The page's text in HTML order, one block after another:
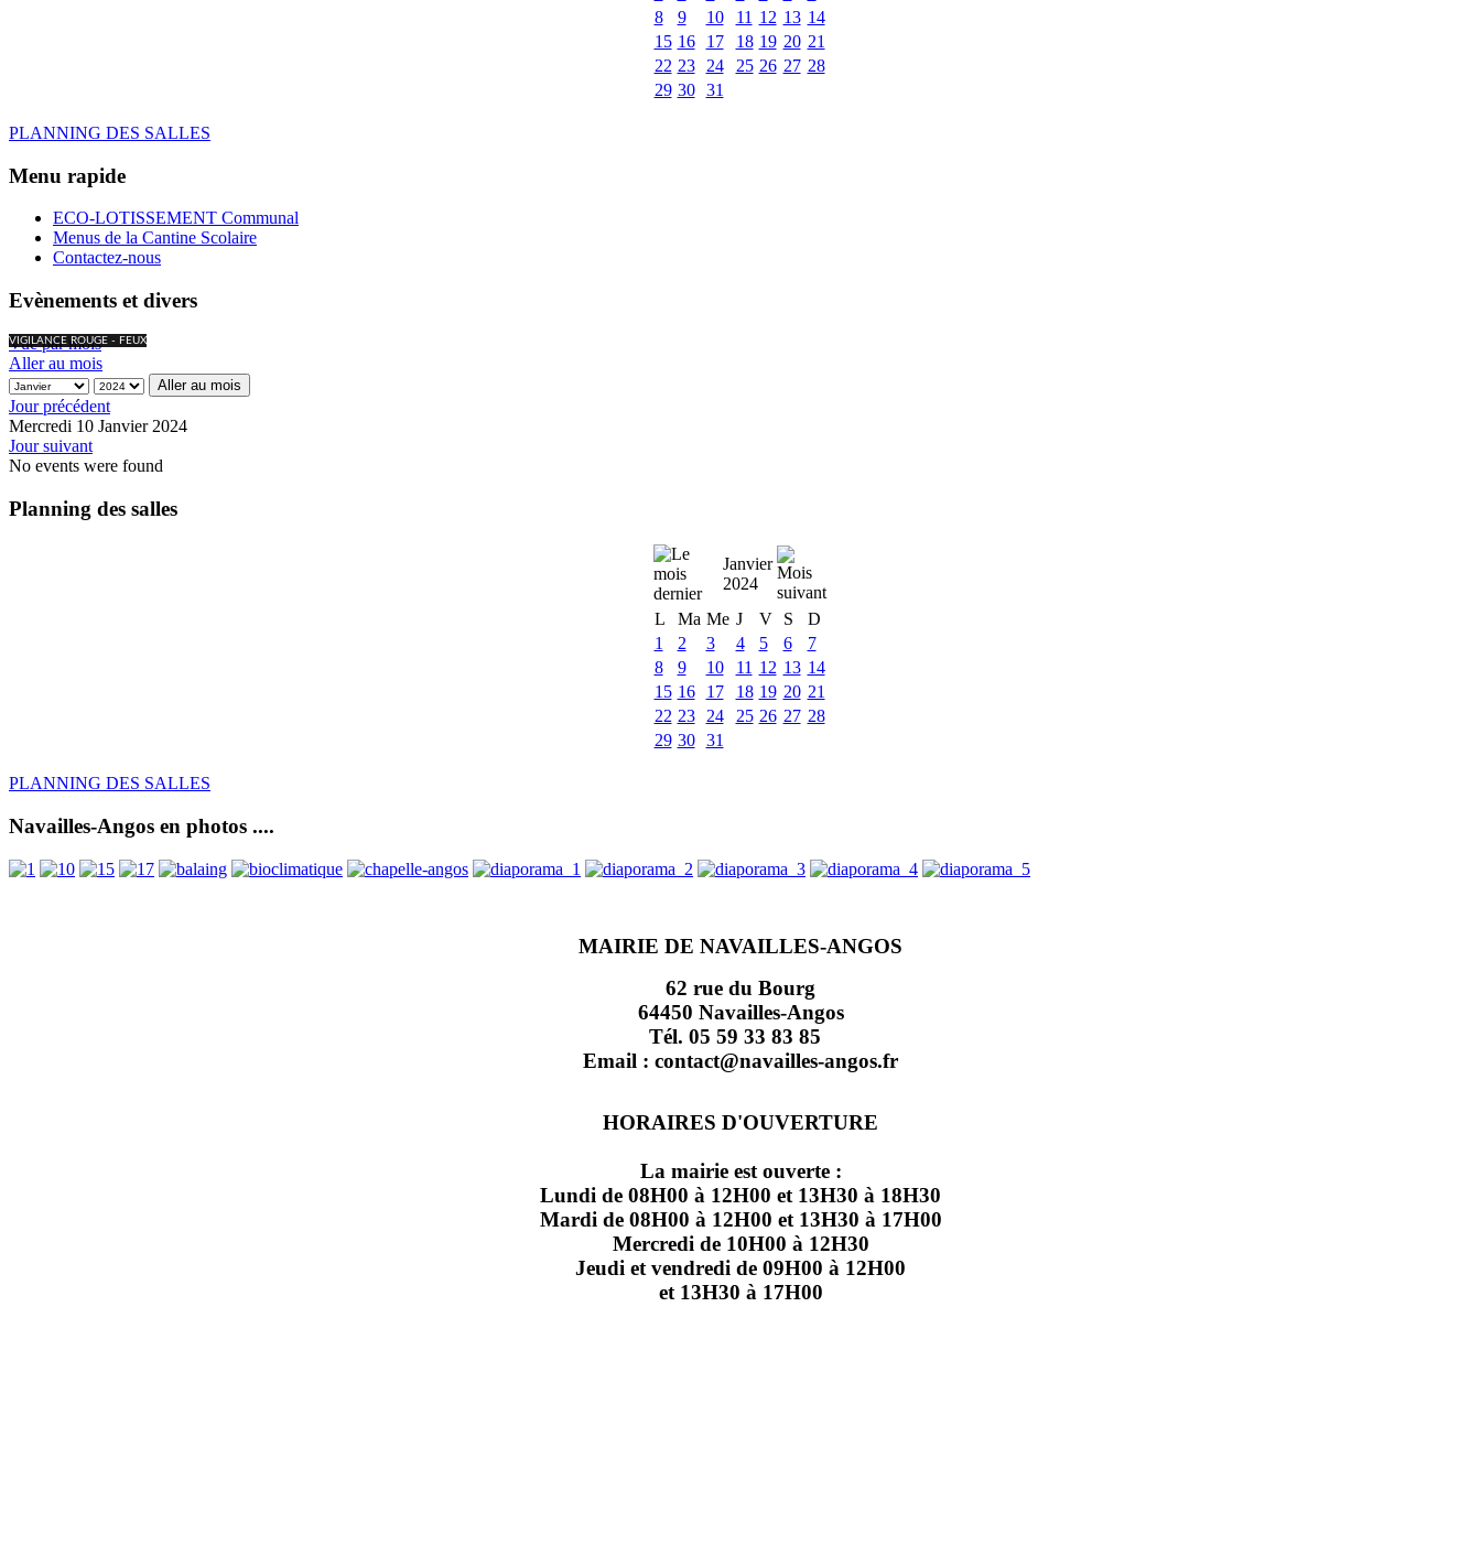
8
9 10 11 12 13 14
15 16 17 18 19 20 21
22 23 24 25 26 27 28
29 30 31
PLANNING DES SALLES
Menu rapide
ECO-LOTISSEMENT Communal
Menus de la Cantine Scolaire
Contactez-nous
Evènements et divers
VIGILANCE ROUGE - FEUX
Vue par mois
Aller au mois
Aller au mois
Jour précédent
Mercredi 10 Janvier 2024
Jour suivant
No events were found
Planning des salles
Janvier
2024
L
Ma Me J V S
D
1
2 3 4 5 6
7
8
9 10 11 12 13 14
15 16 17 18 19 20 21
22 23 24 25 26 27 28
29 30 31
PLANNING DES SALLES
Navailles-Angos en photos ....
MAIRIE DE NAVAILLES-ANGOS
62 rue du Bourg
64450 Navailles-Angos
Tél. 05 59 33 83 85
Email : contact@navailles-angos.fr
HORAIRES D'OUVERTURE
La mairie est ouverte :
Lundi de 08H00 à 12H00 et 13H30 à 18H30
Mardi de 08H00 à 12H00 et 13H30 à 17H00
Mercredi de 10H00 à 12H30
Jeudi et vendredi de 09H00 à 12H00
et 13H30 à 17H00